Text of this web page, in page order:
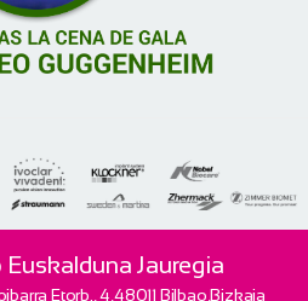
Euskalduna Jauregia
Etorb., 4,48011 Bilbao,Bizkaia